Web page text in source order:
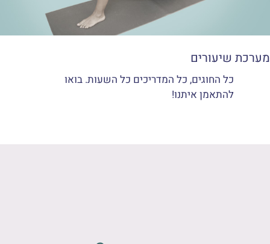
מערכת שיעורים
כל החוגים, כל המדריכים כל השעות. בואו
להתאמן איתנו!